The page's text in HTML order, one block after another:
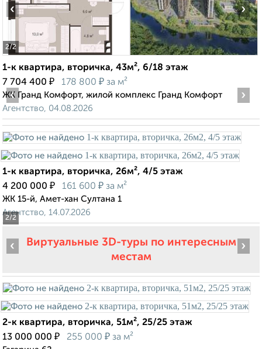
2/2
‹ ›
1-к квартира, вторичка, 43м², 6/18 этаж
7 704 400 ₽ 178 800 ₽ за м²
ЖК Гранд Комфорт, жилой комплекс Гранд Комфорт
Агентство, 04.08.2026
2/2
‹ ›
1-к квартира, вторичка, 26м², 4/5 этаж
4 200 000 ₽ 161 600 ₽ за м²
ЖК 15-й, Амет-хан Султана 1
Агентство, 14.07.2026
Виртуальные 3D-туры по интересным
местам
‹ ›
2-к квартира, вторичка, 51м², 25/25 этаж
13 000 000 ₽ 255 000 ₽ за м²